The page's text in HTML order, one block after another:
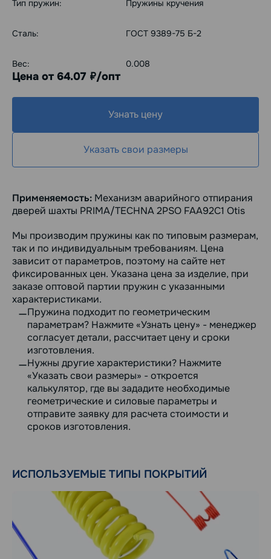
Тип пружин: Пружины кручения
Сталь: ГОСТ 9389-75 Б-2
Вес: 0.008
Цена от 64.07 руб./опт
Узнать цену
Указать свои размеры
Применяемость: Механизм аварийного отпирания
дверей шахты PRIMA/TECHNA 2PSO FAA92C1 Otis
Мы производим пружины как по типовым размерам,
так и по индивидуальным требованиям. Цена
зависит от параметров, поэтому на сайте нет
фиксированных цен. Указана цена за изделие, при
заказе оптовой партии пружин с указанными
характеристиками.
Пружина подходит по геометрическим
параметрам? Нажмите «Узнать цену» - менеджер
согласует детали, рассчитает цену и сроки
изготовления.
Нужны другие характеристики? Нажмите
«Указать свои размеры» - откроется
калькулятор, где вы зададите необходимые
геометрические и силовые параметры и
отправите заявку для расчета стоимости и
сроков изготовления.
ИСПОЛЬЗУЕМЫЕ ТИПЫ ПОКРЫТИЙ